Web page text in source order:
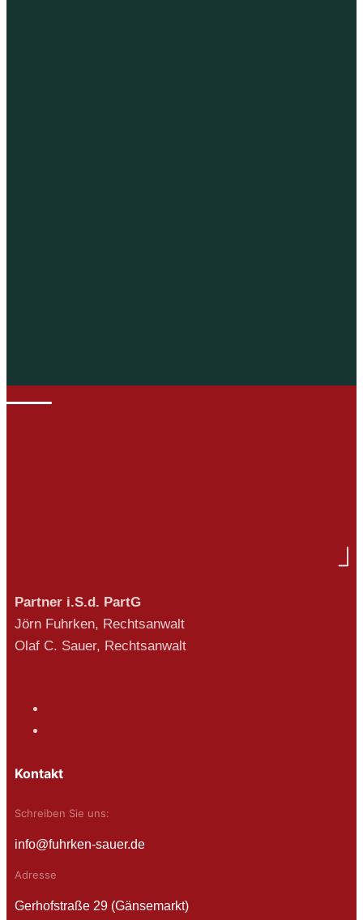
Partner i.S.d. PartG
Jörn Fuhrken, Rechtsanwalt
Olaf C. Sauer, Rechtsanwalt
Kontakt
Schreiben Sie uns:
info@fuhrken-sauer.de
Adresse
Gerhofstraße 29 (Gänsemarkt)